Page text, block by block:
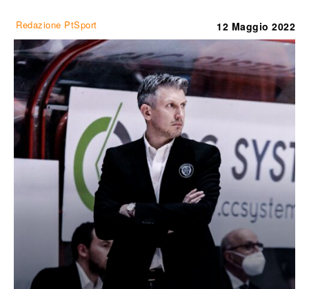
Redazione PtSport 12 Maggio 2022